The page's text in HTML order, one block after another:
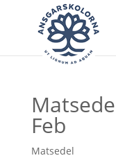
Feb
Matsedel